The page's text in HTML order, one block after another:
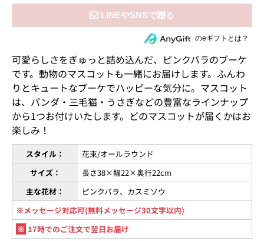
住所を知らない相手にeギフトで贈るのeギフトとは？
可愛らしさをぎゅっと詰め込んだ、ピンクバラのブーケ
です。動物のマスコットも一緒にお届けします。ふんわ
りとキュートなブーケでハッピーな気分に。マスコット
は、パンダ・三毛猫・うさぎなどの豊富なラインナップ
から1つお付けいたします。どのマスコットが届くかはお
楽しみ！
スタイル：
花束/オールラウンド
サイズ：
長さ38×幅22×奥行22cm
主な花材：
ピンクバラ、カスミソウ
※メッセージ対応可(無料メッセージ30文字以内)
※ 17時でのご注文で翌日お届け